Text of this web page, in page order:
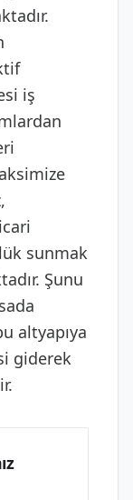
iş
sunmak
Şunu
altyapıya
giderek